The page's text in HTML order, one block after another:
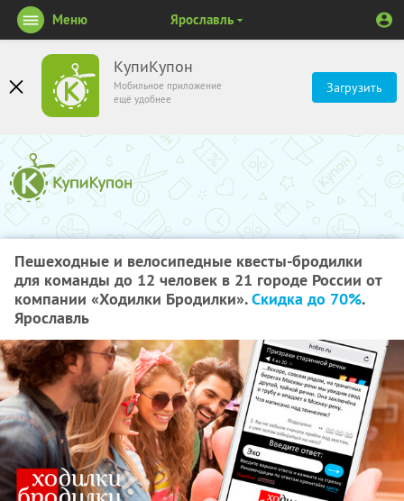
КупиКупон
Мобильное приложение
ещё удобнее
Загрузить
Меню Ярославль
Пешеходные и велосипедные квесты-бродилки
для команды до 12 человек в 21 городе России от
компании «Ходилки Бродилки».Скидка до 70%.
Ярославль